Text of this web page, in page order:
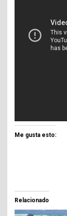
Me gusta esto:
Relacionado